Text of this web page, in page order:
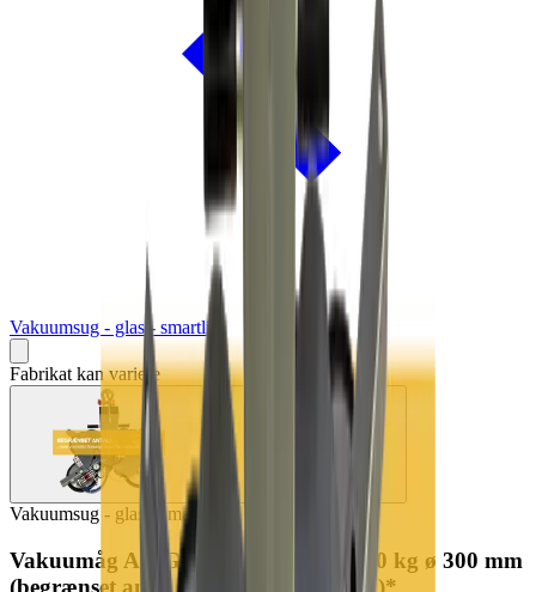
Vakuumsug - glas - smartlift
Fabrikat kan variere
Vakuumsug - glas - smartlift
Vakuumåg AL-Glass 400-4 In-line 400 kg ø 300 mm
(begrænset antal - kun i udvalgte afd.)*